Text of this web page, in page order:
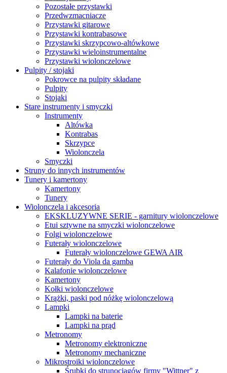
Pozostałe przystawki
Przedwzmacniacze
Przystawki gitarowe
Przystawki kontrabasowe
Przystawki skrzypcowo-altówkowe
Przystawki wieloinstrumentalne
Przystawki wiolonczelowe
Pulpity / stojaki
Pokrowce na pulpity składane
Pulpity
Stojaki
Stare instrumenty i smyczki
Instrumenty
Altówka
Kontrabas
Skrzypce
Wiolonczela
Smyczki
Struny do innych instrumentów
Tunery i kamertony
Kamertony
Tunery
Wiolonczela i akcesoria
EKSKLUZYWNE SERIE - garnitury wiolonczelowe
Etui sztywne na smyczki wiolonczelowe
Folgi wiolonczelowe
Futerały wiolonczelowe
Futerały wiolonczelowe GEWA AIR
Futerały do Viola da gamba
Kalafonie wiolonczelowe
Kamertony
Kołki wiolonczelowe
Krążki, paski pod nóżkę wiolonczelową
Lampki
Lampki na baterie
Lampki na prąd
Metronomy
Metronomy elektroniczne
Metronomy mechaniczne
Mikrostroiki wiolonczelowe
Śrubki do strunociągów firmy "Wittner" z